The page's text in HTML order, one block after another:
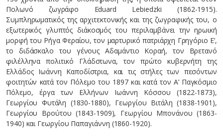
Πολωνό ζωγράφο Eduard Lebiedzki (1862-1915).
Συμπληρωματικός της αρχιτεκτονικής και της ζωγραφικής του, ο
εξωτερικός γλυπτός διάκοσμός του περιλαμβάνει την ηρωική
μορφή του Ρήγα Φεραίου, τον μαρτυρικό πατριάρχη Γρηγόριο Ε’,
το διδάσκαλο του γένους Αδαμάντιο Κοραή, τον Βρετανό
φιλέλληνα πολιτικό Γλάδστωνα, τον πρώτο κυβερνήτη της
Ελλάδος Ιωάννη Καποδίστρια, και τις στήλες των πεσόντων
φοιτητών κατά τον Πόλεμο του 1897 και κατά τον Α’ Παγκόσμιο
Πόλεμο, έργα των Ελλήνων Ιωάννη Κόσσου (1822-1873),
Γεωργίου Φυτάλη (1830-1880), Γεωργίου Βιτάλη (1838-1901),
Γεωργίου Βρούτου (1843-1909), Γεωργίου Μπονάνου (1863-
1940) και Γεωργίου Παπαγιάννη (1860-1920).